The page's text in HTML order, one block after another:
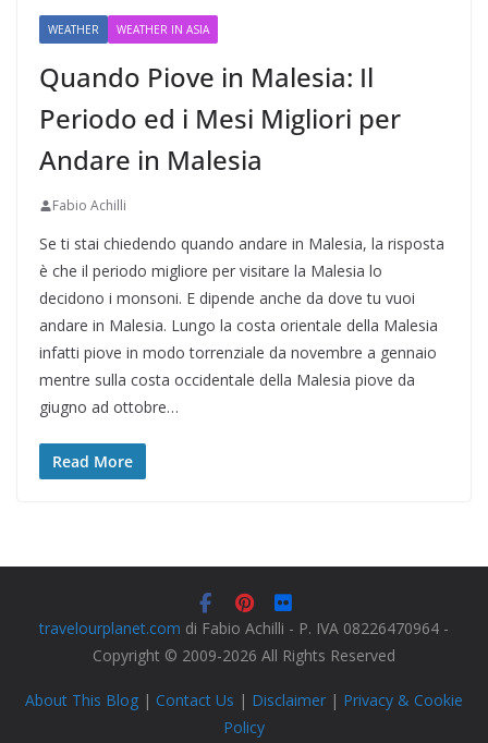
WEATHER WEATHER IN ASIA
Quando Piove in Malesia: Il
Periodo ed i Mesi Migliori per
Andare in Malesia
Fabio Achilli
Se ti stai chiedendo quando andare in Malesia, la risposta
è che il periodo migliore per visitare la Malesia lo
decidono i monsoni. E dipende anche da dove tu vuoi
andare in Malesia. Lungo la costa orientale della Malesia
infatti piove in modo torrenziale da novembre a gennaio
mentre sulla costa occidentale della Malesia piove da
giugno ad ottobre…
Read More
travelourplanet.com di Fabio Achilli - P. IVA 08226470964 -
Copyright © 2009-2026 All Rights Reserved
About This Blog | Contact Us | Disclaimer | Privacy & Cookie
Policy